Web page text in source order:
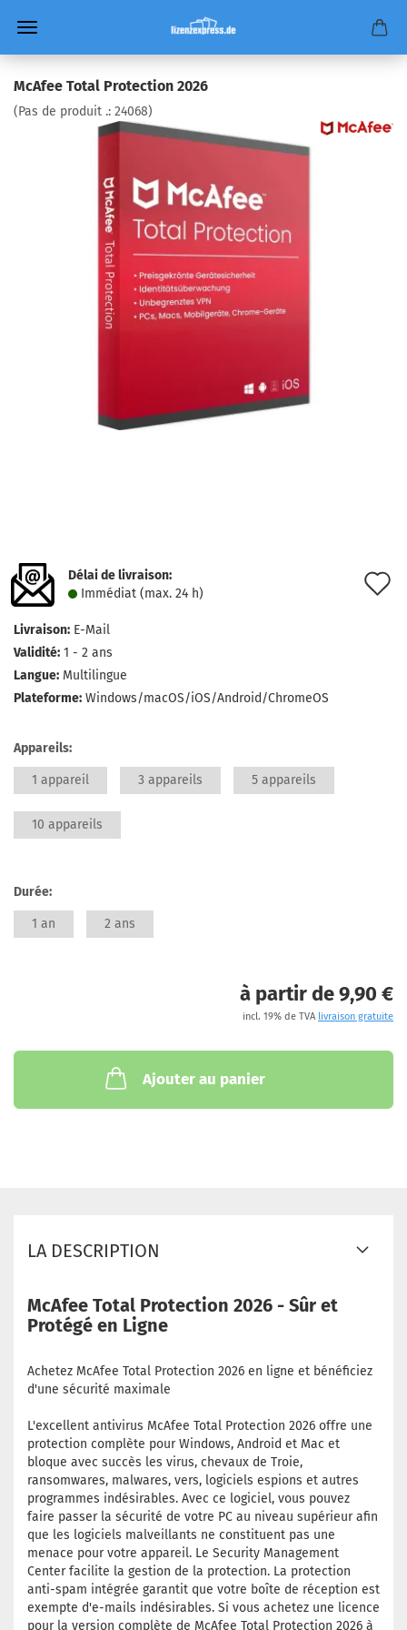
McAfee Total Protection 2026
(Pas de produit .: 24068)
Délai de livraison:
Immédiat (max. 24 h)
Livraison: E-Mail
Validité: 1 - 2 ans
Langue: Multilingue
Plateforme: Windows/macOS/iOS/Android/ChromeOS
Appareils:
1 appareil 3 appareils 5 appareils
10 appareils
Durée:
1 an 2 ans
à partir de 9,90 €
incl. 19% de TVA livraison gratuite
Ajouter au panier
LA DESCRIPTION
McAfee Total Protection 2026 - Sûr et
Protégé en Ligne
Achetez McAfee Total Protection 2026 en ligne et bénéficiez
d'une sécurité maximale
L'excellent antivirus McAfee Total Protection 2026 offre une
protection complète pour Windows, Android et Mac et
bloque avec succès les virus, chevaux de Troie,
ransomwares, malwares, vers, logiciels espions et autres
programmes indésirables. Avec ce logiciel, vous pouvez
faire passer la sécurité de votre PC au niveau supérieur afin
que les logiciels malveillants ne constituent pas une
menace pour votre appareil. Le Security Management
Center facilite la gestion de la protection. La protection
anti-spam intégrée garantit que votre boîte de réception est
exempte d'e-mails indésirables. Si vous achetez une licence
pour la version complète de McAfee Total Protection 2026 à